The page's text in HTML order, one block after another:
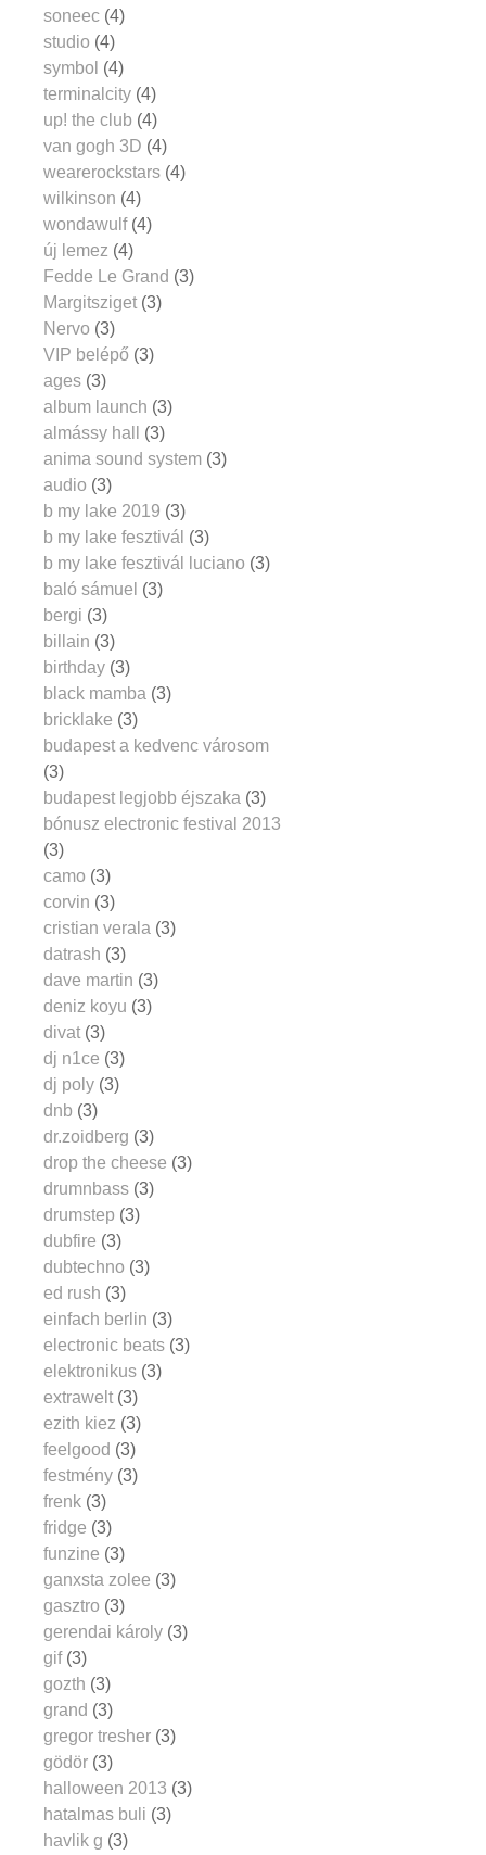
soneec (4)
studio (4)
symbol (4)
terminalcity (4)
up! the club (4)
van gogh 3D (4)
wearerockstars (4)
wilkinson (4)
wondawulf (4)
új lemez (4)
Fedde Le Grand (3)
Margitsziget (3)
Nervo (3)
VIP belépő (3)
ages (3)
album launch (3)
almássy hall
(3)
anima sound system (3)
audio (3)
b my lake 2019 (3)
b my lake fesztivál (3)
b my lake fesztivál luciano (3)
baló sámuel (3)
bergi (3)
billain (3)
birthday (3)
black mamba (3)
bricklake (3)
budapest a kedvenc városom
(3)
budapest legjobb éjszaka (3)
bónusz electronic festival 2013
(3)
camo (3)
corvin (3)
cristian verala (3)
datrash (3)
dave martin (3)
deniz koyu (3)
divat (3)
dj n1ce (3)
dj poly (3)
dnb (3)
dr.zoidberg (3)
drop the cheese (3)
drumnbass (3)
drumstep (3)
dubfire (3)
dubtechno (3)
ed rush (3)
einfach berlin (3)
electronic beats (3)
elektronikus (3)
extrawelt (3)
ezith kiez (3)
feelgood (3)
festmény (3)
frenk (3)
fridge (3)
funzine (3)
ganxsta zolee (3)
gasztro (3)
gerendai károly (3)
gif (3)
gozth (3)
grand (3)
gregor tresher (3)
gödör (3)
halloween 2013 (3)
hatalmas buli (3)
havlik g (3)